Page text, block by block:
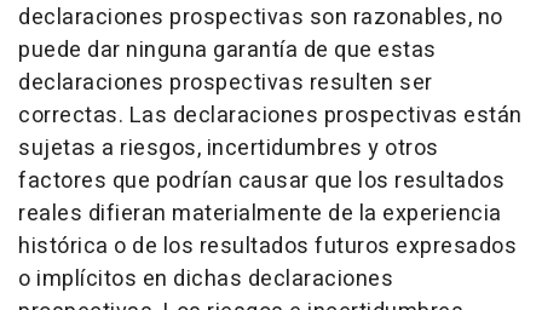
declaraciones prospectivas son razonables, no
puede dar ninguna garantía de que estas
declaraciones prospectivas resulten ser
correctas. Las declaraciones prospectivas están
sujetas a riesgos, incertidumbres y otros
factores que podrían causar que los resultados
reales difieran materialmente de la experiencia
histórica o de los resultados futuros expresados
o implícitos en dichas declaraciones